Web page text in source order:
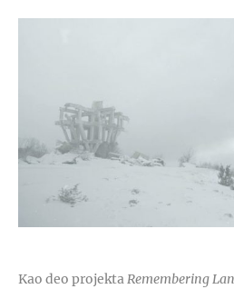
Kao deo projektaRemembering